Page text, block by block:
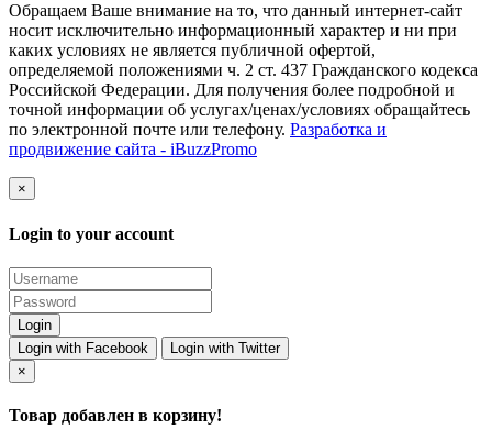
Обращаем Ваше внимание на то, что данный интернет-сайт
носит исключительно информационный характер и ни при
каких условиях не является публичной офертой,
определяемой положениями ч. 2 ст. 437 Гражданского кодекса
Российской Федерации. Для получения более подробной и
точной информации об услугах/ценах/условиях обращайтесь
по электронной почте или телефону. Разработка и
продвижение сайта - iBuzzPromo
×
Login to your account
Login with Facebook
Login with Twitter
×
Товар добавлен в корзину!